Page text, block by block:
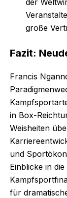
große
Fazit:
Francis
in Box-
Weisheiten
und
Einblicke in
für